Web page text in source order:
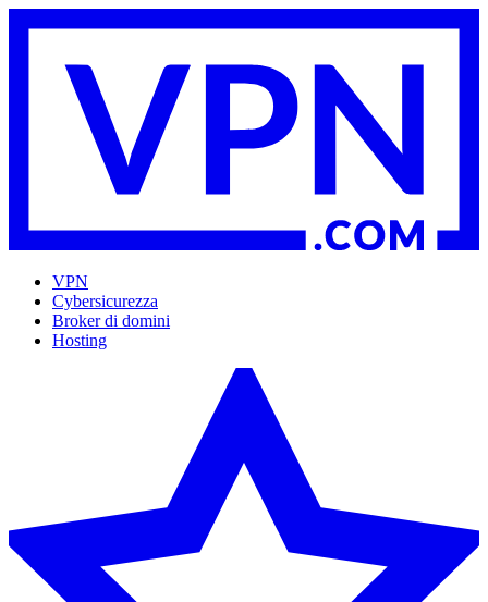
VPN
Cybersicurezza
Broker di domini
Hosting